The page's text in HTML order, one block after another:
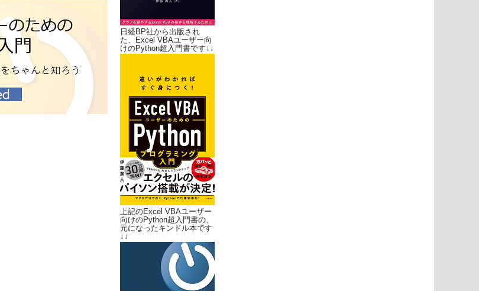
日経BP社から出版され
た、Excel VBAユーザー向
けのPython超入門書です↓↓
上記のExcel VBAユーザー
向けのPython超入門書の、
元になったキンドル本です
↓↓